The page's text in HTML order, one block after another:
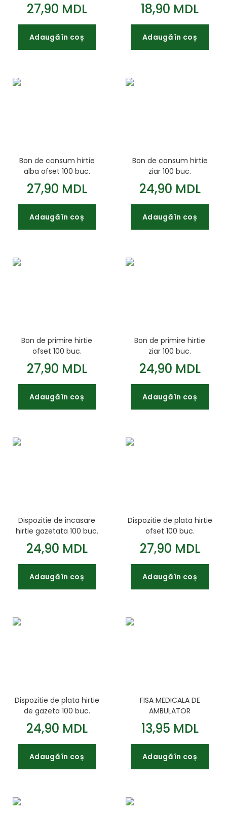
27,90 MDL
Adaugă în coș
18,90 MDL
Adaugă în coș
Bon de consum hirtie
alba ofset 100 buc.
27,90 MDL
Adaugă în coș
Bon de consum hirtie
ziar 100 buc.
24,90 MDL
Adaugă în coș
Bon de primire hirtie
ofset 100 buc.
27,90 MDL
Adaugă în coș
Bon de primire hirtie
ziar 100 buc.
24,90 MDL
Adaugă în coș
Dispozitie de incasare
hirtie gazetata 100 buc.
24,90 MDL
Adaugă în coș
Dispozitie de plata hirtie
ofset 100 buc.
27,90 MDL
Adaugă în coș
Dispozitie de plata hirtie
de gazeta 100 buc.
24,90 MDL
Adaugă în coș
FISA MEDICALA DE
AMBULATOR
13,95 MDL
Adaugă în coș